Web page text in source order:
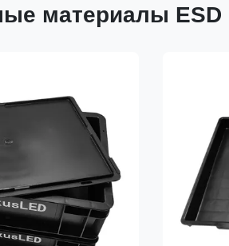
материалы ESD